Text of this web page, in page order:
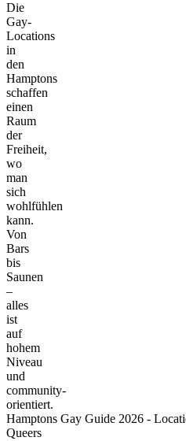
Die
Gay-
Locations
in
den
Hamptons
schaffen
einen
Raum
der
Freiheit,
wo
man
sich
wohlfühlen
kann.
Von
Bars
bis
Saunen
–
alles
ist
auf
hohem
Niveau
und
community-
orientiert.
Hamptons Gay Guide 2026 -
Queers